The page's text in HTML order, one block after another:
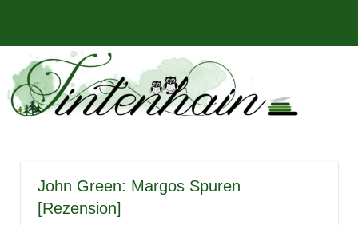
springen
Tintenhain
–
Der
Rezensionen
und
mehr
John Green: Margos Spuren
[Rezension]